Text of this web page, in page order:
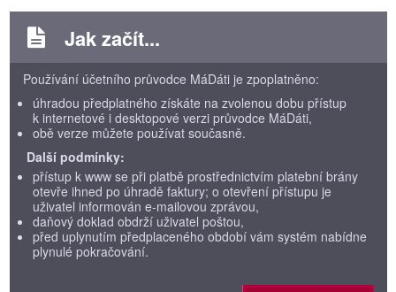
Jak začít...
Používání účetního průvodce MáDáti je zpoplatněno:
úhradou předplatného získáte na zvolenou dobu přístup
k internetové i desktopové verzi průvodce MáDáti,
obě verze můžete používat současně.
Další podmínky:
přístup k www se při platbě prostřednictvím platební brány
otevře ihned po úhradě faktury; o otevření přístupu je
uživatel informován e-mailovou zprávou,
daňový doklad obdrží uživatel poštou,
před uplynutím předplaceného období vám systém nabídne
plynulé pokračování.